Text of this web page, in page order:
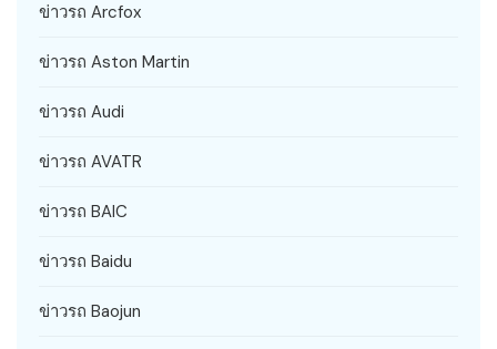
ข่าวรถ Arcfox
ข่าวรถ Aston Martin
ข่าวรถ Audi
ข่าวรถ AVATR
ข่าวรถ BAIC
ข่าวรถ Baidu
ข่าวรถ Baojun